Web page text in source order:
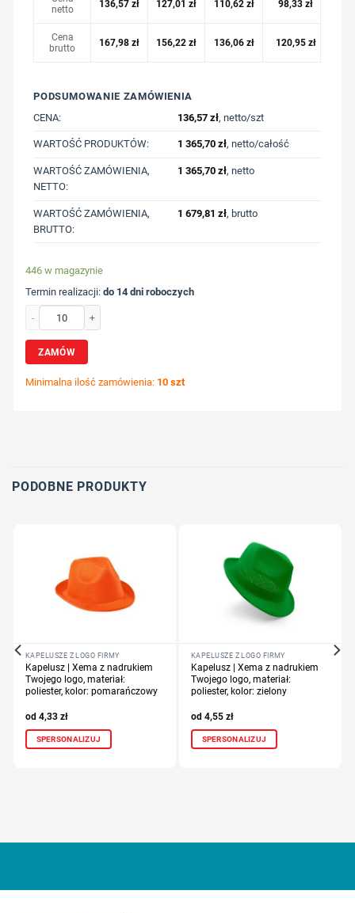
netto
136,57zł 127,01zł 110,62 zł 98,33zł
Cena
brutto
167,98zł 156,22zł 136,06 zł 120,95 zł
PODSUMOWANIE ZAMÓWIENIA
CENA:
136,57 zł, netto/szt
WARTOŚĆ PRODUKTÓW: 1 365,70 zł, netto/całość
WARTOŚĆ ZAMÓWIENIA,
NETTO:
1 365,70 zł, netto
WARTOŚĆ ZAMÓWIENIA,
BRUTTO:
1 679,81 zł, brutto
446 w magazynie
Termin realizacji:do 14 dni roboczych
ZAMÓW
Minimalna ilość zamówienia: 10 szt
PODOBNE PRODUKTY
KAPELUSZE Z LOGO FIRMY
Kapelusz | Xema z nadrukiem
Twojego logo, materiał:
poliester, kolor: pomarańczowy
4,33 zł
SPERSONALIZUJ
KAPELUSZE Z LOGO FIRMY
Kapelusz | Xema z nadrukiem
Twojego logo, materiał:
poliester, kolor: zielony
4,55 zł
SPERSONALIZUJ